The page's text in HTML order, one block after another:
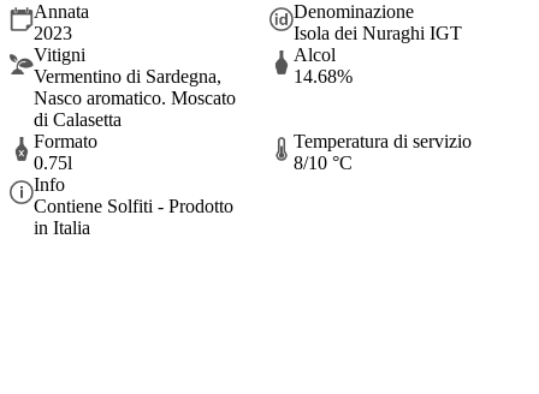
Annata
2023
Denominazione
Isola dei Nuraghi IGT
Vitigni
Vermentino di Sardegna,
Nasco aromatico. Moscato
di Calasetta
Alcol
14.68%
Formato
0.75l
Temperatura di servizio
8/10 °C
Info
Contiene Solfiti - Prodotto
in Italia